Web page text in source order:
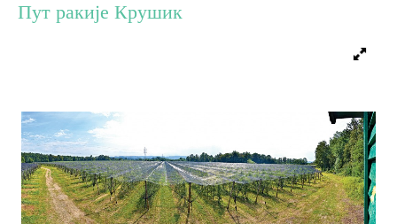
Дестинације
Списак дестинација
Пут ракије Крушик